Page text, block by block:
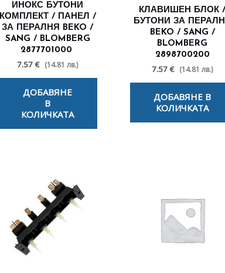
ИНОКС БУТОНИ
КОМПЛЕКТ / ПАНЕЛ /
ЗА ПЕРАЛНЯ BEKO /
SANG / BLOMBERG
2877701000
7.57 € (14.81 лв.)
ДОБАВЯНЕ
В
КОЛИЧКАТА
КЛАВИШЕН БЛОК /
БУТОНИ ЗА
BEKO / SANG /
BLOMBERG
2898700200
7.57 € (14.81 лв.)
ДОБАВЯНЕ В
КОЛИЧКАТА